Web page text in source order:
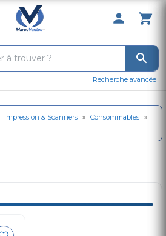
0 Produit
Recherche avancée
Impression & Scanners » Consommables »